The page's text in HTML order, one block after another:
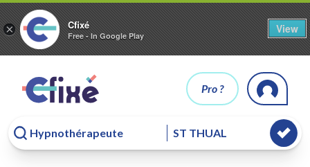
× Cfixé
Free - In Google Play
View
Pro ?